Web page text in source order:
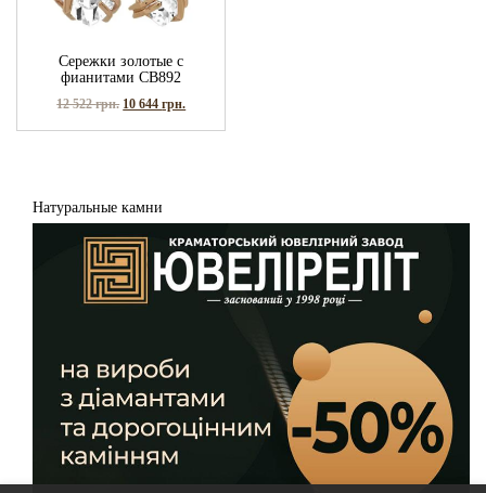
Сережки золотые с
фианитами СВ892
12 522грн. 10 644грн.
Натуральные камни